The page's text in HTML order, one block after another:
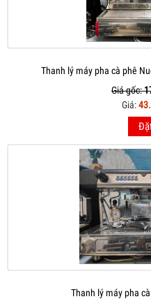
Thanh lý máy pha cà phê
Giá gốc:
Giá:
Thanh lý máy pha